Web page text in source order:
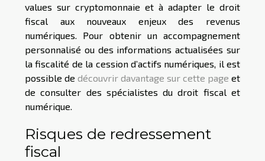
values sur cryptomonnaie et à adapter le droit
fiscal aux nouveaux enjeux des revenus
numériques. Pour obtenir un accompagnement
personnalisé ou des informations actualisées sur
la fiscalité de la cession d’actifs numériques, il est
possible de découvrir davantage sur cette page et
de consulter des spécialistes du droit fiscal et
numérique.
Risques de redressement
fiscal